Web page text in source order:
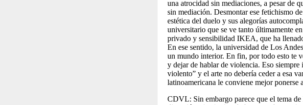
una atrocidad sin mediaciones, a pesar de
sin mediación. Desmontar ese fetichismo
estética del duelo y sus alegorías
universitario que se ve tanto últimamente
privado y sensibilidad IKEA, que ha
En ese sentido, la universidad de Los
un mundo interior. En fin, por todo esto te
y dejar de hablar de violencia. Eso siempre
violento” y el arte no debería ceder a esa
latinoamericana le conviene mejor ponerse
CDVL: Sin embargo parece que el tema